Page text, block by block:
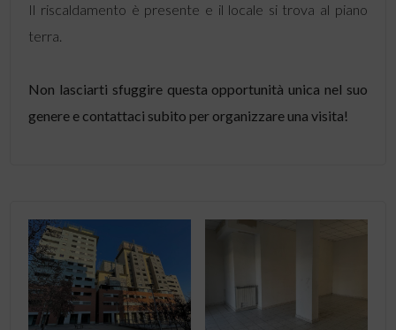
Il riscaldamento è presente e il locale si trova al piano
terra.
Non lasciarti sfuggire questa opportunità unica nel suo
genere e contattaci subito per organizzare una visita!